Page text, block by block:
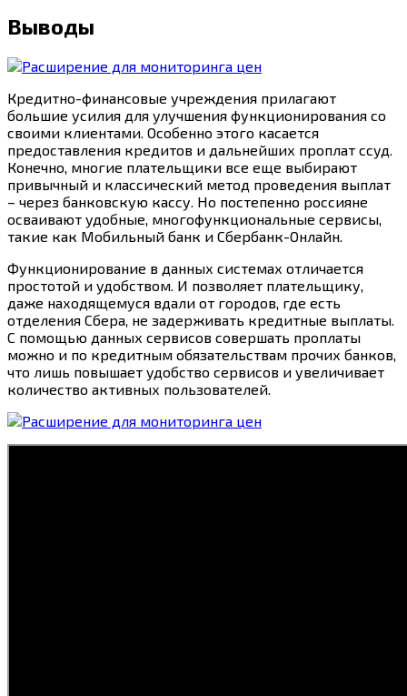
Выводы
Кредитно-финансовые учреждения прилагают
большие усилия для улучшения функционирования со
своими клиентами. Особенно этого касается
предоставления кредитов и дальнейших проплат ссуд.
Конечно, многие плательщики все еще выбирают
привычный и классический метод проведения выплат
– через банковскую кассу. Но постепенно россияне
осваивают удобные, многофункциональные сервисы,
такие как Мобильный банк и Сбербанк-Онлайн.
Функционирование в данных системах отличается
простотой и удобством. И позволяет плательщику,
даже находящемуся вдали от городов, где есть
отделения Сбера, не задерживать кредитные выплаты.
С помощью данных сервисов совершать проплаты
можно и по кредитным обязательствам прочих банков,
что лишь повышает удобство сервисов и увеличивает
количество активных пользователей.